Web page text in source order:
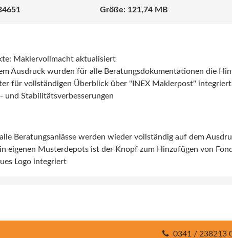
121,74 MB
Maklervollmacht aktualisiert
Ausdruck wurden für alle Beratungsdokumentationen die
für vollständigen Überblick über "INEX Maklerpost" integriert
und Stabilitätsverbesserungen
Beratungsanlässe werden wieder vollständig auf dem
eigenen Musterdepots ist der Knopf zum Hinzufügen von
Logo integriert
0341 / 238213